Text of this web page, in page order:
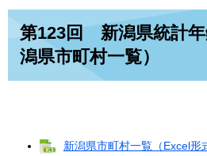
で
す。
ば
第123回 新潟県統計
潟県市町村一覧）
新潟県市町村一覧（Excel